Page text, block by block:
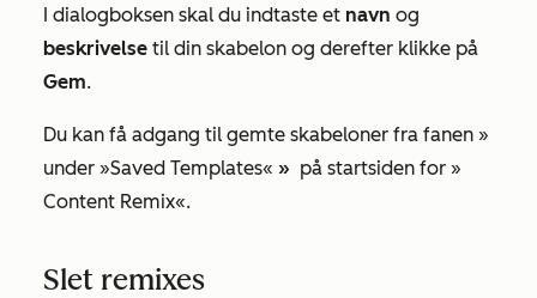
I dialogboksen skal du indtaste et navn og
beskrivelse til din skabelon og derefter klikke på
Gem.
Du kan få adgang til gemte skabeloner fra fanen »
under »Saved Templates« » på startsiden for »
Content Remix«.
Slet remixes